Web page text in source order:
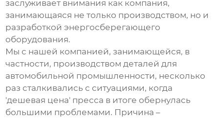
заслуживает внимания как компания,
занимающаяся не только производством, но и
разработкой энергосберегающего
оборудования.
Мы с нашей компанией, занимающейся, в
частности, производством деталей для
автомобильной промышленности, несколько
раз сталкивались с ситуациями, когда
'дешевая цена' пресса в итоге обернулась
большими проблемами. Причина –